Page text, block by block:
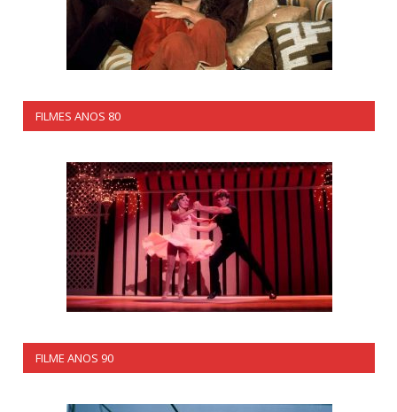
FILMES ANOS 80
FILME ANOS 90